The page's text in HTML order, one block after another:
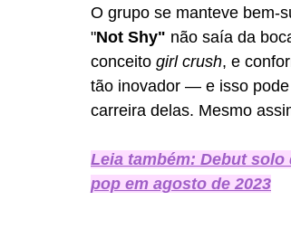
O grupo se manteve bem-
"Not Shy" não saía da
conceito girl crush, e
tão inovador — e isso
carreira delas. Mesmo
Leia também: Debut solo
pop em agosto de 2023